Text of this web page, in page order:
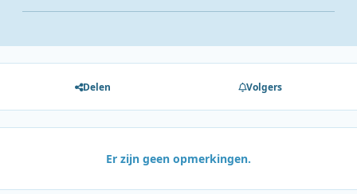
Delen Volgers
Er zijn geen opmerkingen.